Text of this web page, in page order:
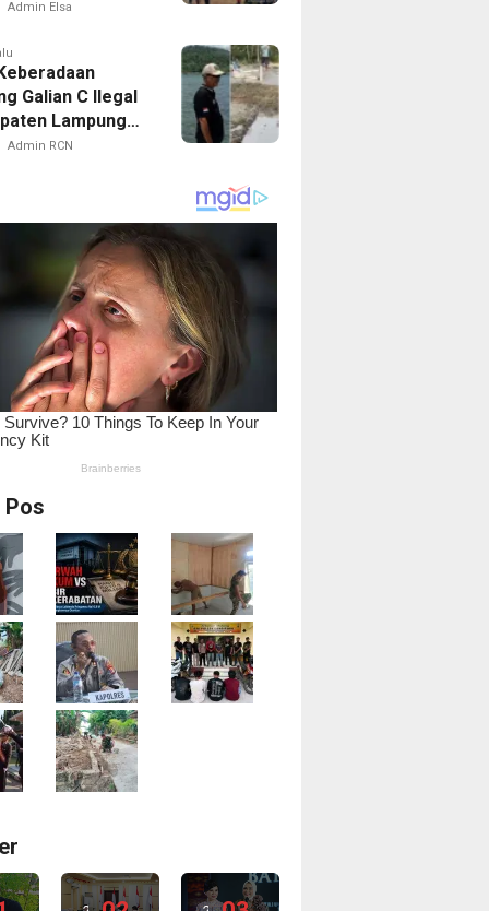
Paskibra
Admin Elsa
Galian C Ilegal
Lampung
Menggali
Admin RCN
Pos